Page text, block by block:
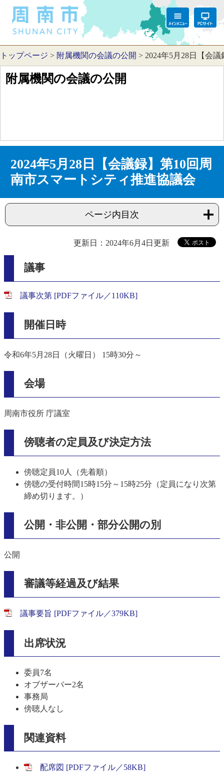
トップページ > 附属機関の会議の公開 > 2024年5月28日【会
附属機関の会議の公開
2024年5月28日【会議録】第10回周
南市スマートシティ推進協議会
ページ内目次
更新日：2024年6月4日更新
議事
議事次第 [PDFファイル／110KB]
開催日時
令和6年5月28日（火曜日） 15時30分～
会場
周南市役所 庁議室
傍聴者の定員及び決定方法
傍聴定員10人（先着順）
傍聴の受付時間15時15分～15時25分（定員になり次第
締め切ります。）
公開・非公開・部分公開の別
公開
審議等経過及び結果
議事要旨 [PDFファイル／379KB]
出席状況
委員7名
オブザーバー2名
事務局
傍聴人なし
関連資料
配席図 [PDFファイル／58KB]